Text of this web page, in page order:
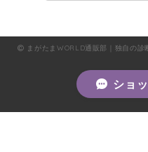
まがたまWORLD通販部｜独自の
ショ